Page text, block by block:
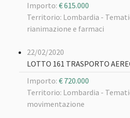
Importo: € 615.000
Territorio: Lombardia -
rianimazione e farmaci
22/02/2020
LOTTO 161 TRASPORTO
Importo: € 720.000
Territorio: Lombardia -
movimentazione